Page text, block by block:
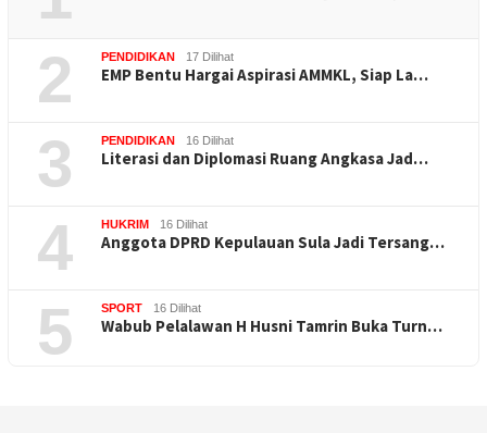
2 PENDIDIKAN 17 Dilihat
EMP Bentu Hargai Aspirasi AMMKL, Siap La…
3 PENDIDIKAN 16 Dilihat
Literasi dan Diplomasi Ruang Angkasa Jad…
4 HUKRIM 16 Dilihat
Anggota DPRD Kepulauan Sula Jadi Tersang…
5 SPORT 16 Dilihat
Wabub Pelalawan H Husni Tamrin Buka Turn…